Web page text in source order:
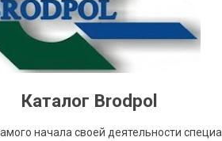
Каталог Brodpol
начала своей деятельности